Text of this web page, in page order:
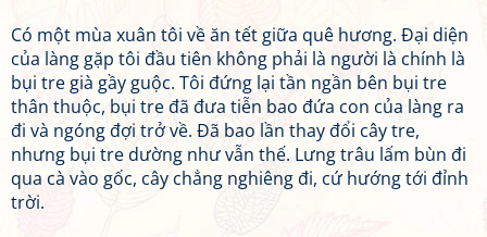
Có một mùa xuân tôi về ăn tết giữa quê hương. Đại diện
của làng gặp tôi đầu tiên không phải là người là chính là
bụi tre già gầy guộc. Tôi đứng lại tần ngần bên bụi tre
thân thuộc, bụi tre đã đưa tiễn bao đứa con của làng ra
đi và ngóng đợi trở về. Đã bao lần thay đổi cây tre,
nhưng bụi tre dường như vẫn thế. Lưng trâu lấm bùn đi
qua cà vào gốc, cây chẳng nghiêng đi, cứ hướng tới đỉnh
trời.